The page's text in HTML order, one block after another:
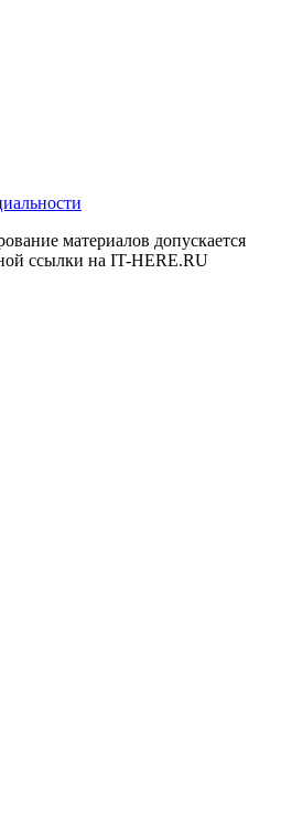
материалов допускается
ссылки на IT-HERE.RU